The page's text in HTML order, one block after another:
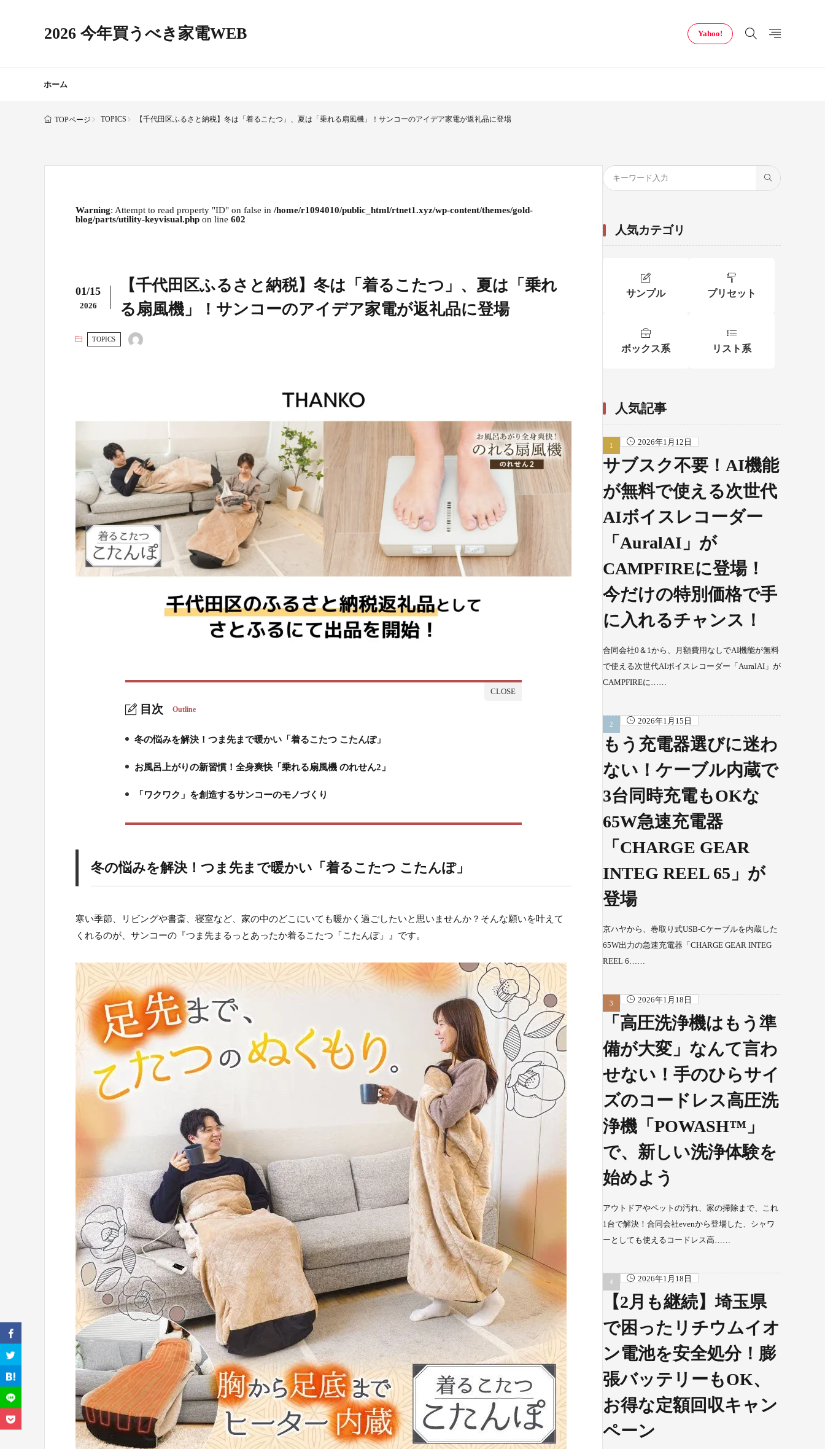
2026 今年買うべき家電WEB Yahoo!
ホーム
TOPページ TOPICS 【千代田区ふるさと納税】冬は「着るこたつ」、夏は「乗れる扇風機」！サンコーのアイデア家電が返礼品に登場
Warning: Attempt to read property "ID" on false in /home/r1094010/public_html/rtnet1.xyz/wp-content/themes/gold-
blog/parts/utility-keyvisual.php on line 602
01/15
2026
【千代田区ふるさと納税】冬は「着るこたつ」、夏は「乗れ
る扇風機」！サンコーのアイデア家電が返礼品に登場
TOPICS
目次 Outline
冬の悩みを解決！つま先まで暖かい「着るこたつ こたんぽ」
2.
お風呂上がりの新習慣！全身爽快「乗れる扇風機 のれせん2」
「ワクワク」を創造するサンコーのモノづくり
冬の悩みを解決！つま先まで暖かい「着るこたつ こたんぽ」
寒い季節、リビングや書斎、寝室など、家の中のどこにいても暖かく過ごしたいと思いませんか？そんな願いを叶えて
くれるのが、サンコーの『つま先まるっとあったか着るこたつ「こたんぽ」』です。
人気カテゴリ
サンプル プリセット
ボックス系 リスト系
人気記事
2026年1月12日
サブスク不要！AI機能
が無料で使える次世代
AIボイスレコーダー
「AuralAI」が
CAMPFIREに登場！
今だけの特別価格で手
に入れるチャンス！
合同会社0＆1から、月額費用なしでAI機能が無料
で使える次世代AIボイスレコーダー「AuralAI」が
CAMPFIREに……
2026年1月15日
もう充電器選びに迷わ
ない！ケーブル内蔵で
3台同時充電もOKな
65W急速充電器
「CHARGE GEAR
INTEG REEL 65」が
登場
京ハヤから、巻取り式USB-Cケーブルを内蔵した
65W出力の急速充電器「CHARGE GEAR INTEG
REEL 6……
2026年1月18日
「高圧洗浄機はもう準
備が大変」なんて言わ
せない！手のひらサイ
ズのコードレス高圧洗
浄機「POWASH™」
で、新しい洗浄体験を
始めよう
アウトドアやペットの汚れ、家の掃除まで、これ
1台で解決！合同会社evenから登場した、シャワ
ーとしても使えるコードレス高……
2026年1月18日
【2月も継続】埼玉県
で困ったリチウムイオ
ン電池を安全処分！膨
張バッテリーもOK、
お得な定額回収キャン
ペーン